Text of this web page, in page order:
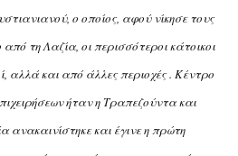
ο οποίος, αφού νίκησε τους
τη Λαζία, οι περισσότεροι κάτοικοι
αλλά και από άλλες περιοχές . Kέντρο
ήταν η Tραπεζούντα και
ανακαινίστηκε και έγινε η πρώτη